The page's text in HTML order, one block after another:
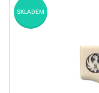
PŘÍSLUŠENSTVÍ
SKLADEM